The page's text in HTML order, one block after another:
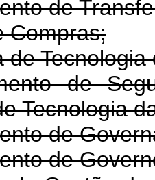
de
Compras;
de
de
Tecnologia
de
de